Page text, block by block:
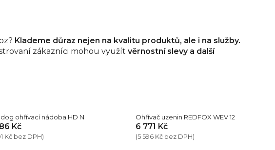
Klademe důraz nejen na kvalitu produktů, ale i na služby.
zákazníci mohou využít věrnostní slevy a další
ohřívací nádoba HD N
Kč
Kč bez DPH)
Ohřívač uzenin REDFOX WEV 12
6 771 Kč
(5 596 Kč bez DPH)